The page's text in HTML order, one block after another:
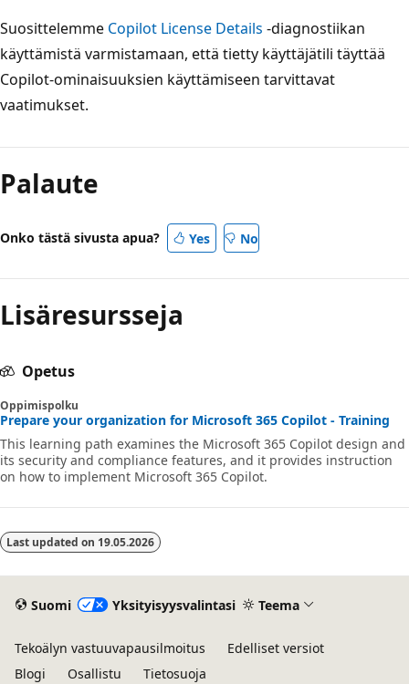
Suosittelemme Copilot License Details -diagnostiikan
käyttämistä varmistamaan, että tietty käyttäjätili täyttää
Copilot-ominaisuuksien käyttämiseen tarvittavat
vaatimukset.
Palaute
Onko tästä sivusta apua? Yes No
Lisäresursseja
Opetus
Oppimispolku
Prepare your organization for Microsoft 365 Copilot - Training
This learning path examines the Microsoft 365 Copilot design and
its security and compliance features, and it provides instruction
on how to implement Microsoft 365 Copilot.
Last updated on 19.05.2026
Suomi Yksityisyysvalintasi Teema
Tekoälyn vastuuvapausilmoitus
Edelliset versiot
Blogi
Osallistu Tietosuoja